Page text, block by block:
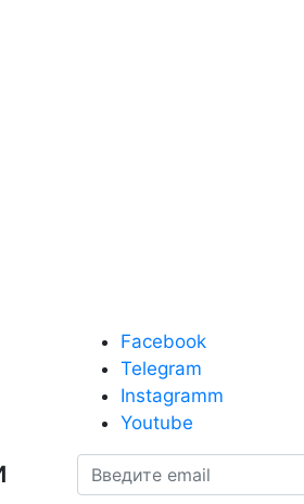
Facebook
Telegram
Instagramm
Youtube
Email